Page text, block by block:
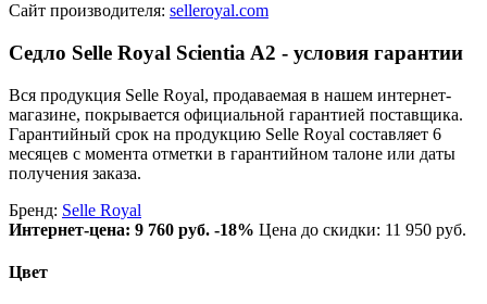
Сайт производителя: selleroyal.com
Седло Selle Royal Scientia A2 - условия гарантии
Вся продукция Selle Royal, продаваемая в нашем интернет-
магазине, покрывается официальной гарантией поставщика.
Гарантийный срок на продукцию Selle Royal составляет 6
месяцев с момента отметки в гарантийном талоне или даты
получения заказа.
Бренд: Selle Royal
Интернет-цена: 9 760 руб. -18% Цена до скидки: 11 950 руб.
Цвет